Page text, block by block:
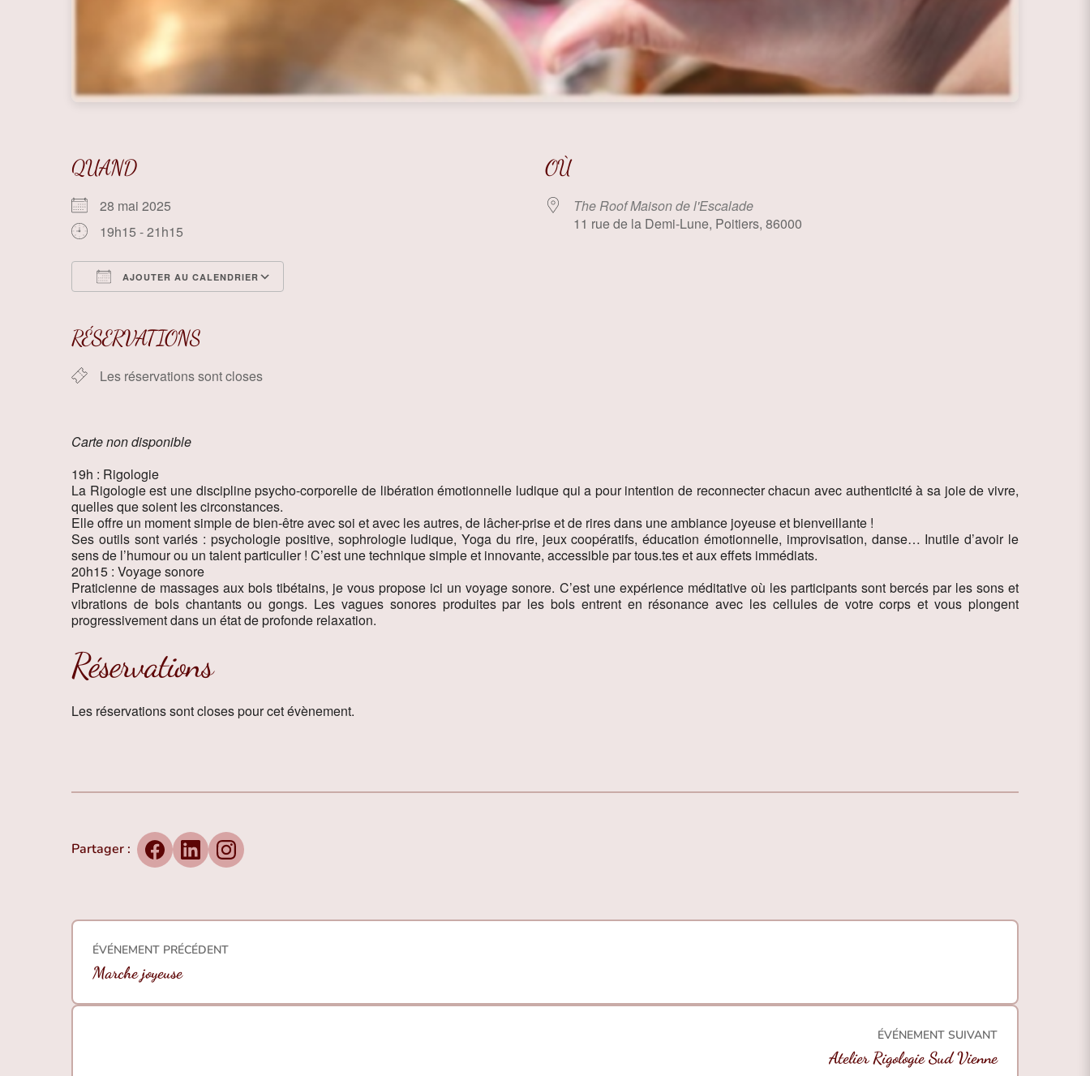
QUAND
28 mai 2025
19h15 - 21h15
AJOUTER AU CALENDRIER
RÉSERVATIONS
Les réservations sont closes
OÙ
The Roof Maison de l'Escalade
11 rue de la Demi-Lune, Poitiers, 86000
Carte non disponible
19h : Rigologie
La Rigologie est une discipline psycho-corporelle de libération émotionnelle ludique qui a pour intention de reconnecter chacun avec authenticité à sa joie de vivre,
quelles que soient les circonstances.
Elle offre un moment simple de bien-être avec soi et avec les autres, de lâcher-prise et de rires dans une ambiance joyeuse et bienveillante !
Ses outils sont variés : psychologie positive, sophrologie ludique, Yoga du rire, jeux coopératifs, éducation émotionnelle, improvisation, danse… Inutile d’avoir le
sens de l’humour ou un talent particulier ! C’est une technique simple et innovante, accessible par tous.tes et aux effets immédiats.
20h15 : Voyage sonore
Praticienne de massages aux bols tibétains, je vous propose ici un voyage sonore. C’est une expérience méditative où les participants sont bercés par les sons et
vibrations de bols chantants ou gongs. Les vagues sonores produites par les bols entrent en résonance avec les cellules de votre corps et vous plongent
progressivement dans un état de profonde relaxation.
Réservations
Les réservations sont closes pour cet évènement.
Partager :
FacebookLinkedInInstagram
ÉVÉNEMENT PRÉCÉDENT
Marche joyeuse
ÉVÉNEMENT SUIVANT
Atelier Rigologie Sud Vienne